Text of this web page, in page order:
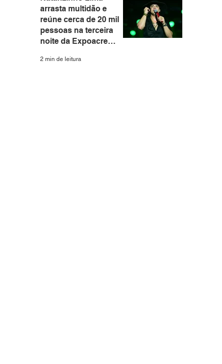
arrasta multidão e
reúne cerca de 20 mil
pessoas na terceira
noite da Expoacre
2 min de leitura